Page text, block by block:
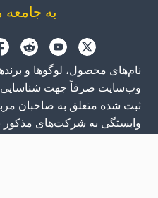
به جامعه
نام‌های محصول، لوگوها و
وب‌سایت صرفاً جهت شناسایی
ثبت شده متعلق به صاحبان
وابستگی به شرکت‌های مذکور